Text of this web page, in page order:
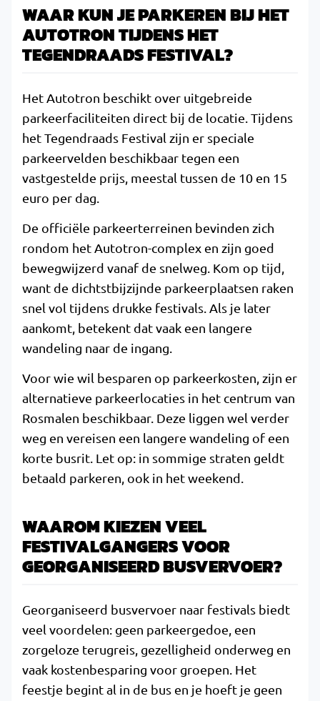
WAAR KUN JE PARKEREN BIJ HET
AUTOTRON TIJDENS HET
TEGENDRAADS FESTIVAL?
Het Autotron beschikt over uitgebreide
parkeerfaciliteiten direct bij de locatie. Tijdens
het Tegendraads Festival zijn er speciale
parkeervelden beschikbaar tegen een
vastgestelde prijs, meestal tussen de 10 en 15
euro per dag.
De officiële parkeerterreinen bevinden zich
rondom het Autotron-complex en zijn goed
bewegwijzerd vanaf de snelweg. Kom op tijd,
want de dichtstbijzijnde parkeerplaatsen raken
snel vol tijdens drukke festivals. Als je later
aankomt, betekent dat vaak een langere
wandeling naar de ingang.
Voor wie wil besparen op parkeerkosten, zijn er
alternatieve parkeerlocaties in het centrum van
Rosmalen beschikbaar. Deze liggen wel verder
weg en vereisen een langere wandeling of een
korte busrit. Let op: in sommige straten geldt
betaald parkeren, ook in het weekend.
WAAROM KIEZEN VEEL
FESTIVALGANGERS VOOR
GEORGANISEERD BUSVERVOER?
Georganiseerd busvervoer naar festivals biedt
veel voordelen: geen parkeergedoe, een
zorgeloze terugreis, gezelligheid onderweg en
vaak kostenbesparing voor groepen. Het
feestje begint al in de bus en je hoeft je geen